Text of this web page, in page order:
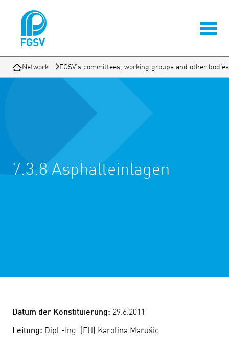
Network FGSV's committees, working groups and other bodies
7.3.8 Asphalteinlagen
Datum der Konstituierung: 29.6.2011
Leitung: Dipl.-Ing. (FH) Karolina Marušic